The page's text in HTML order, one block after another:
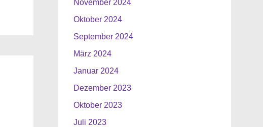
November 2024
Oktober 2024
September 2024
März 2024
Januar 2024
Dezember 2023
Oktober 2023
Juli 2023